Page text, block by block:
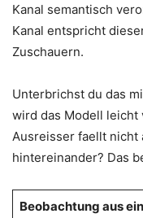
Kanal semantisch
Kanal entspricht
Zuschauern.
Unterbrichst du das
wird das Modell leicht
Ausreisser faellt nicht
hintereinander? Das
Beobachtung aus